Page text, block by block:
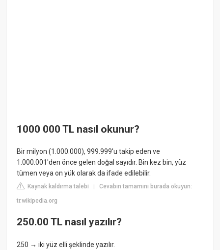
1000 000 TL nasıl okunur?
Bir milyon (1.000.000), 999.999'u takip eden ve
1.000.001'den önce gelen doğal sayıdır. Bin kez bin, yüz
tümen veya on yük olarak da ifade edilebilir.
Kaynak kaldırma talebi |Cevabın tamamını burada okuyun:
tr.wikipedia.org
250.00 TL nasıl yazılır?
250 → iki yüz elli şeklinde yazılır.